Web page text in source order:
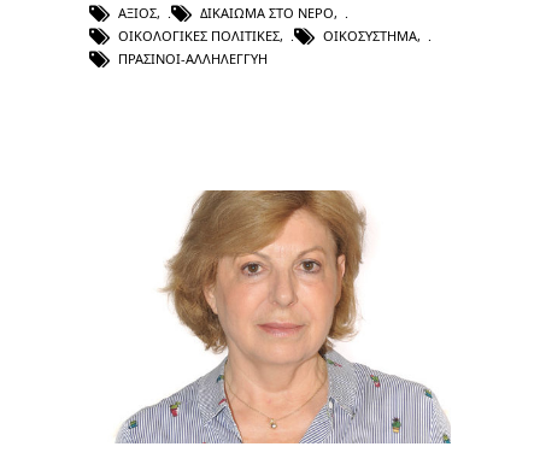
ΑΞΙΌΣ, ΔΙΚΑΊΩΜΑ ΣΤΟ ΝΕΡΌ,
ΟΙΚΟΛΟΓΙΚΈΣ ΠΟΛΙΤΙΚΈΣ, ΟΙΚΟΣΎΣΤΗΜΑ,
ΠΡΑΣΙΝΟΙ-ΑΛΛΗΛΕΓΓΥΗ